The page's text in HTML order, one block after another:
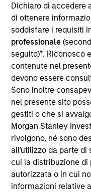
Dichiaro di accedere
di ottenere
soddisfare i requisiti
professionale
seguito)*. Riconosco
contenute nel
devono essere
Sono inoltre
nel presente sito
gestiti o che si
Morgan Stanley
rivolgono, né sono
all’utilizzo da parte
cui la distribuzione di
autorizzata o in cui
informazioni relative
Calvert Research
Hope Brown is an
Compliance Officer
Calvert in 2014 and
the Funds'
development and
policies and
Funds’ primary
in the financial
experience in
broker-dealer
management and
oversight. Prior to